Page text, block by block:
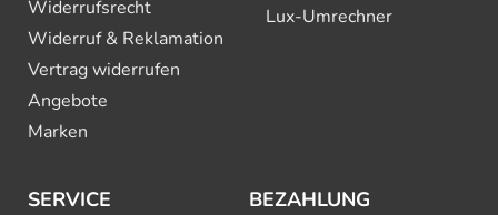
Widerrufsrecht
Widerruf & Reklamation
Vertrag widerrufen
Angebote
Marken
Lux-Umrechner
SERVICE BEZAHLUNG